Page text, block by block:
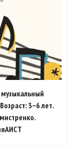
3–6 лет.